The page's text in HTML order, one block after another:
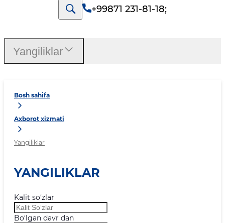
+99871 231-81-18;
Bosh sahifa
Axborot xizmati
Yangiliklar
YANGILIKLAR
Kalit so‘zlar
Bo‘lgan davr dan
Yangiliklar